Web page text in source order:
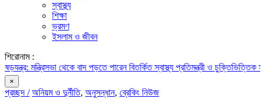
স্বাস্থ্য
শিক্ষা
ভ্রমণ
ইসলাম ও জীবন
শিরোনাম :
থেকে বাদ পড়তে পারেন বিতর্কিত স্বাস্থ্য প্রতিমন্ত্রী ও চুক্তিভিত্তিক সচিব!রাজস্ব
×
প্রচ্ছদ / অনিয়ম ও দুর্নীতি, অনুসন্ধান, ব্রেকিং নিউজ